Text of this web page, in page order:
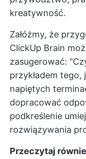
kreatywność.
Załóżmy, że
ClickUp Brain
zasugerować:
przykładem tego,
napiętych
dopracować
podkreślenie
rozwiązywania
Przeczytaj